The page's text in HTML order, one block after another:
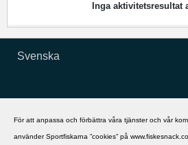
För att anpassa och förbättra våra tjänster och vår
använder Sportfiskarna ”cookies” på
Inga aktivitetsresultat
Svenska
Copyright ©2002 - 2021, FiskeSnack.com.
Copyright © 2026 MH Sub I,